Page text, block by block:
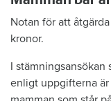
Notan för att
kronor.
I
enligt uppgifterna är